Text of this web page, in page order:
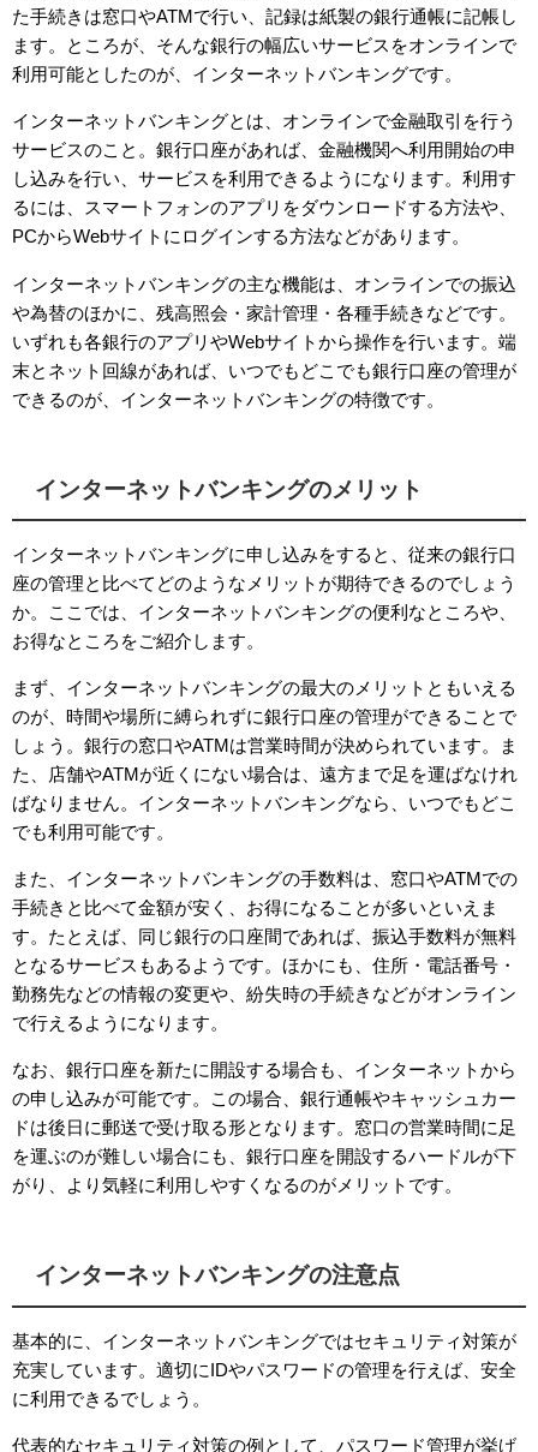
た手続きは窓口やATM で行い、記録は紙製の銀行通帳に記帳し
ます。ところが、そんな銀行の幅広いサービスをオンラインで
利用可能としたのが、インターネットバンキングです。
インターネットバンキングとは、オンラインで金融取引を行う
サービスのこと。銀行口座があれば、金融機関へ利用開始の申
し込みを行い、サービスを利用できるようになります。利用す
るには、スマートフォンのアプリをダウンロードする方法や、
PCからWebサイトにログインする方法などがあります。
インターネットバンキングの主な機能は、オンラインでの振込
や為替のほかに、残高照会・家計管理・各種手続きなどです。
いずれも各銀行のアプリやWebサイトから操作を行います。端
末とネット回線があれば、いつでもどこでも銀行口座の管理が
できるのが、インターネットバンキングの特徴です。
インターネットバンキングのメリット
インターネットバンキングに申し込みをすると、従来の銀行口
座の管理と比べてどのようなメリットが期待できるのでしょう
か。ここでは、インターネットバンキングの便利なところや、
お得なところをご紹介します。
まず、インターネットバンキングの最大のメリットともいえる
のが、時間や場所に縛られずに銀行口座の管理ができることで
しょう。銀行の窓口やATM は営業時間が決められています。ま
た、店舗やATM が近くにない場合は、遠方まで足を運ばなけれ
ばなりません。インターネットバンキングなら、いつでもどこ
でも利用可能です。
また、インターネットバンキングの手数料は、窓口やATM での
手続きと比べて金額が安く、お得になることが多いといえま
す。たとえば、同じ銀行の口座間であれば、振込手数料が無料
となるサービスもあるようです。ほかにも、住所・電話番号・
勤務先などの情報の変更や、紛失時の手続きなどがオンライン
で行えるようになります。
なお、銀行口座を新たに開設する場合も、インターネットから
の申し込みが可能です。この場合、銀行通帳やキャッシュカー
ドは後日に郵送で受け取る形となります。窓口の営業時間に足
を運ぶのが難しい場合にも、銀行口座を開設するハードルが下
がり、より気軽に利用しやすくなるのがメリットです。
インターネットバンキングの注意点
基本的に、インターネットバンキングではセキュリティ対策が
充実しています。適切に IDやパスワードの管理を行えば、安全
に利用できるでしょう。
代表的なセキュリティ対策の例として、パスワード管理が挙げ